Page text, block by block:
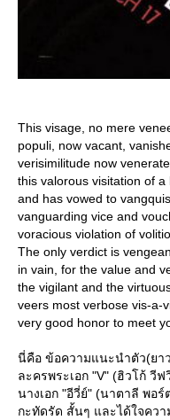
This visage, no mere
populi, now vacant,
verisimilitude now
this valorous visitation of a
and has vowed to
vanguarding vice and
voracious violation of
The only verdict is
in vain, for the value and
the vigilant and the
veers most verbose vis-a-
very good honor to meet
นี่คือ ข้อความแนะนำตัว(ยา
ละครพระเอก "V" (ฮิวโก้ วี
นางเอก "อีวี่ย์" (นาตาลี พอ
กะทัดรัด สั้นๆ และได้ใจควา